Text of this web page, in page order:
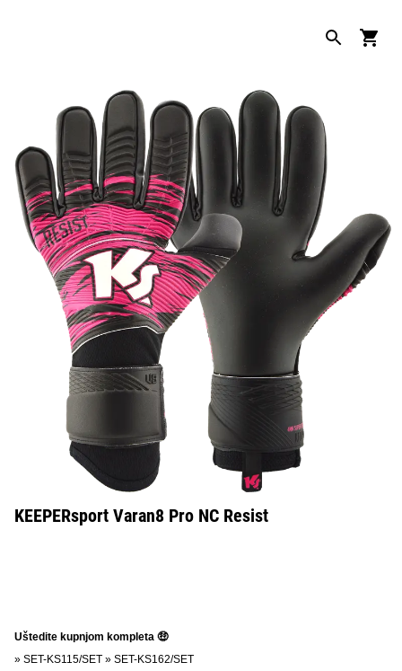
KEEPERsport Varan8 Pro NC Resist
Uštedite kupnjom kompleta 🤑
» SET-KS115/SET » SET-KS162/SET